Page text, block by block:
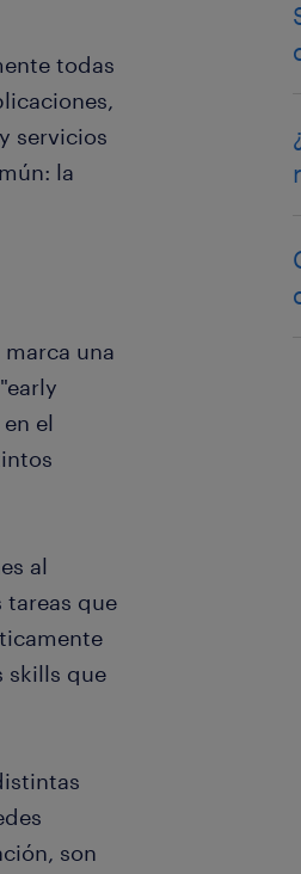
todas
servicios
la
una
el
al
tareas que
skills que
son